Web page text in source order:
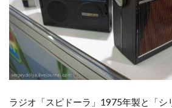
ラジオ「スピドーラ」1975年製と「シ